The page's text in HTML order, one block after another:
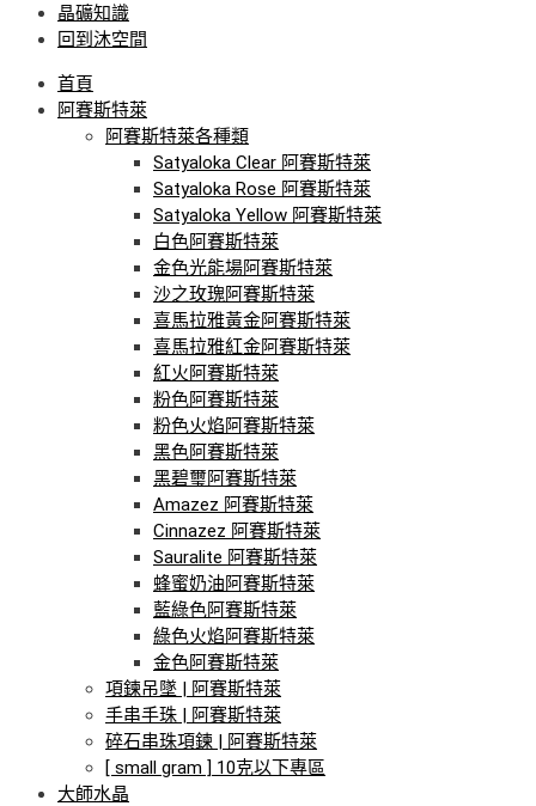
晶礦知識
回到沐空間
首頁
阿賽斯特萊
阿賽斯特萊各種類
Satyaloka Clear 阿賽斯特萊
Satyaloka Rose 阿賽斯特萊
Satyaloka Yellow 阿賽斯特萊
白色阿賽斯特萊
金色光能場阿賽斯特萊
沙之玫瑰阿賽斯特萊
喜馬拉雅黃金阿賽斯特萊
喜馬拉雅紅金阿賽斯特萊
紅火阿賽斯特萊
粉色阿賽斯特萊
粉色火焰阿賽斯特萊
黑色阿賽斯特萊
黑碧璽阿賽斯特萊
Amazez 阿賽斯特萊
Cinnazez 阿賽斯特萊
Sauralite 阿賽斯特萊
蜂蜜奶油阿賽斯特萊
藍綠色阿賽斯特萊
綠色火焰阿賽斯特萊
金色阿賽斯特萊
項鍊吊墜 | 阿賽斯特萊
手串手珠 | 阿賽斯特萊
碎石串珠項鍊 | 阿賽斯特萊
[ small gram ] 10克以下專區
大師水晶